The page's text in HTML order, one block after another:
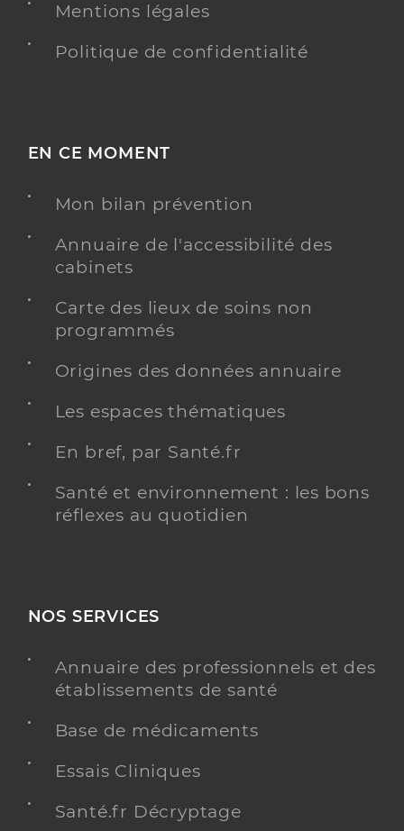
Mentions légales
Politique de confidentialité
EN CE MOMENT
Mon bilan prévention
Annuaire de l'accessibilité des
cabinets
Carte des lieux de soins non
programmés
Origines des données annuaire
Les espaces thématiques
En bref, par Santé.fr
Santé et environnement : les bons
réflexes au quotidien
NOS SERVICES
Annuaire des professionnels et des
établissements de santé
Base de médicaments
Essais Cliniques
Santé.fr Décryptage